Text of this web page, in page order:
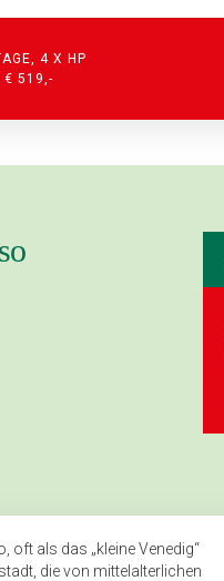
24-Stunden-Notfalltelefon
4 X HP
€ 519,-
oft als das „kleine Venedig“
die von mittelalterlichen